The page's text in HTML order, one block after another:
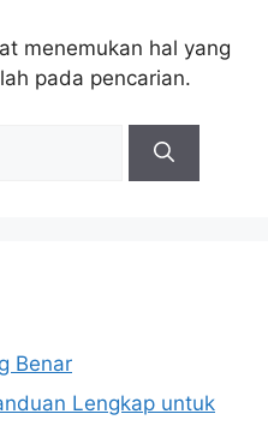
menemukan hal yang
pada pencarian.
Benar
Lengkap untuk